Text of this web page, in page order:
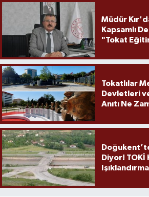
Müdür
Kapsamlı
"Tokat
Tokatlılar
Devletleri
Anıtı Ne
Diyor! TOKİ